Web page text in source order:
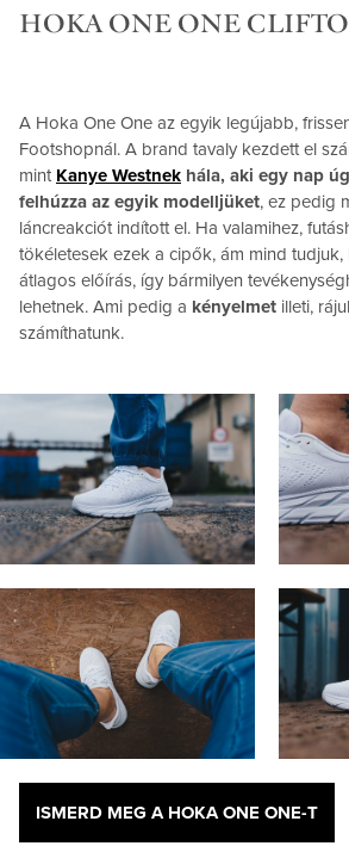
HOKA ONE ONE
A Hoka One One az egyik legújabb,
Footshopnál. A brand tavaly kezdett el
mint Kanye Westnek hála, aki egy nap
felhúzza az egyik modelljüket, ez pedig
láncreakciót indított el. Ha valamihez,
tökéletesek ezek a cipők, ám mind
átlagos előírás, így bármilyen
lehetnek. Ami pedig a kényelmet illeti,
számíthatunk.
ISMERD MEG A HOKA ONE ONE-T